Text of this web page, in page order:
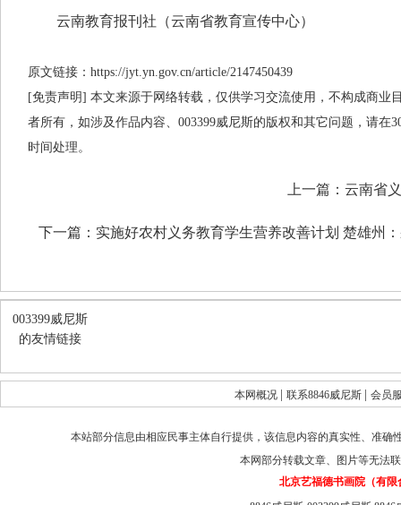
云南教育报刊社（云南省教育宣传中心）
原文链接：https://jyt.yn.gov.cn/article/2147450439
[免责声明] 本文来源于网络转载，仅供学习交流使用，不构成商业
者所有，如涉及作品内容、003399威尼斯的版权和其它问题，请在
时间处理。
上一篇： 云南省
下一篇： 实施好农村义务教育学生营养改善计划 楚雄州
003399威尼斯
的友情链接
本网概况 联系8846威尼斯 会员
本站部分信息由相应民事主体自行提供，该信息内容的真实性、准确
本网部分转载文章、图片等无法
北京艺福德书画院（有